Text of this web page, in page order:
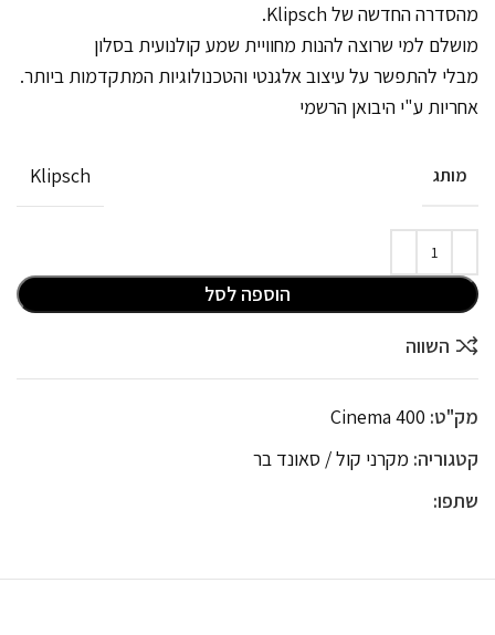
מהסדרה החדשה של Klipsch.
מושלם למי שרוצה להנות מחוויית שמע קולנועית בסלון
מבלי להתפשר על עיצוב אלגנטי והטכנולוגיות המתקדמות ביותר.
אחריות ע"י היבואן הרשמי
מותג Klipsch
הוספה לסל
השווה
מק"ט: Cinema 400
קטגוריה: מקרני קול / סאונד בר
שתפו: